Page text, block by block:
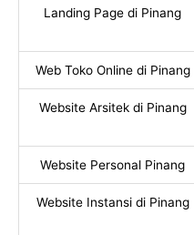
Landing Page di Pinang
Web Toko Online di Pinang
Website Arsitek di Pinang
Website Personal Pinang
Website Instansi di Pinang